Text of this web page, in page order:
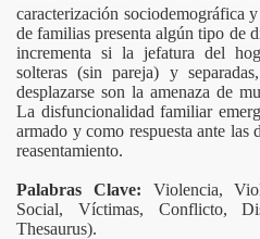
caracterización
de familias presenta algún tipo de
incrementa si la jefatura del
solteras (sin pareja) y
desplazarse son la amenaza de
La disfuncionalidad familiar
armado y como respuesta ante las
reasentamiento.
Palabras Clave: Violencia,
Social, Víctimas, Conflicto,
Thesaurus).
Mujeres en Cargos
Desplazadas,
Psicoanalítica
Transformación Social